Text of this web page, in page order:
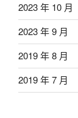
2023 年 10 月
2023 年 9 月
2019 年 8 月
2019 年 7 月